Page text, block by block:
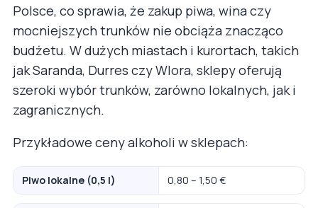
Polsce, co sprawia, że zakup piwa, wina czy
mocniejszych trunków nie obciąża znacząco
budżetu. W dużych miastach i kurortach, takich
jak Saranda, Durres czy Wlora, sklepy oferują
szeroki wybór trunków, zarówno lokalnych, jak i
zagranicznych.
Przykładowe ceny alkoholi w sklepach:
Piwo lokalne (0,5 l) 0,80 – 1,50 €